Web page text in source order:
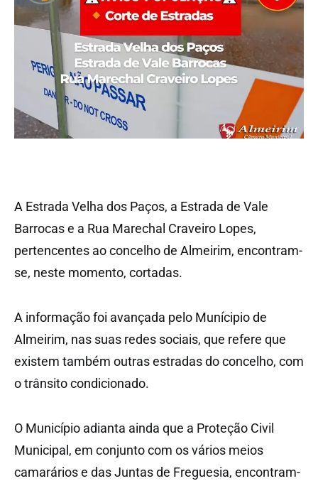
A Estrada Velha dos Paços, a Estrada de Vale
Barrocas e a Rua Marechal Craveiro Lopes,
pertencentes ao concelho de Almeirim, encontram-
se, neste momento, cortadas.
A informação foi avançada pelo Munícipio de
Almeirim, nas suas redes sociais, que refere que
existem também outras estradas do concelho, com
o trânsito condicionado.
O Município adianta ainda que a Proteção Civil
Municipal, em conjunto com os vários meios
camarários e das Juntas de Freguesia, encontram-